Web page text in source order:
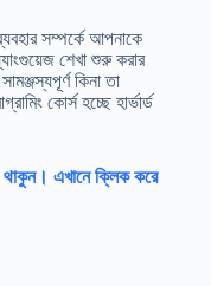
সম্পর্কে আপনাকে
শেখা শুরু করার
কিনা তা
কোর্স হচ্ছে হার্ভার্ড
থাকুন। এখানে ক্লিক করে